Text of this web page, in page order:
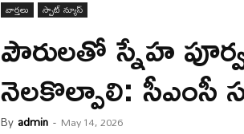
వార్త‌లు స్పాట్ న్యూస్
పౌరుల‌తో స్నేహ
నెల‌కొల్పాలి: సీఎంసీ
By admin - May 14, 2026